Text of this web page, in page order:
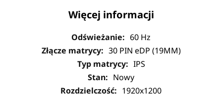
Więcej informacji
60 Hz
30 PIN eDP (19MM)
IPS
Nowy
1920x1200